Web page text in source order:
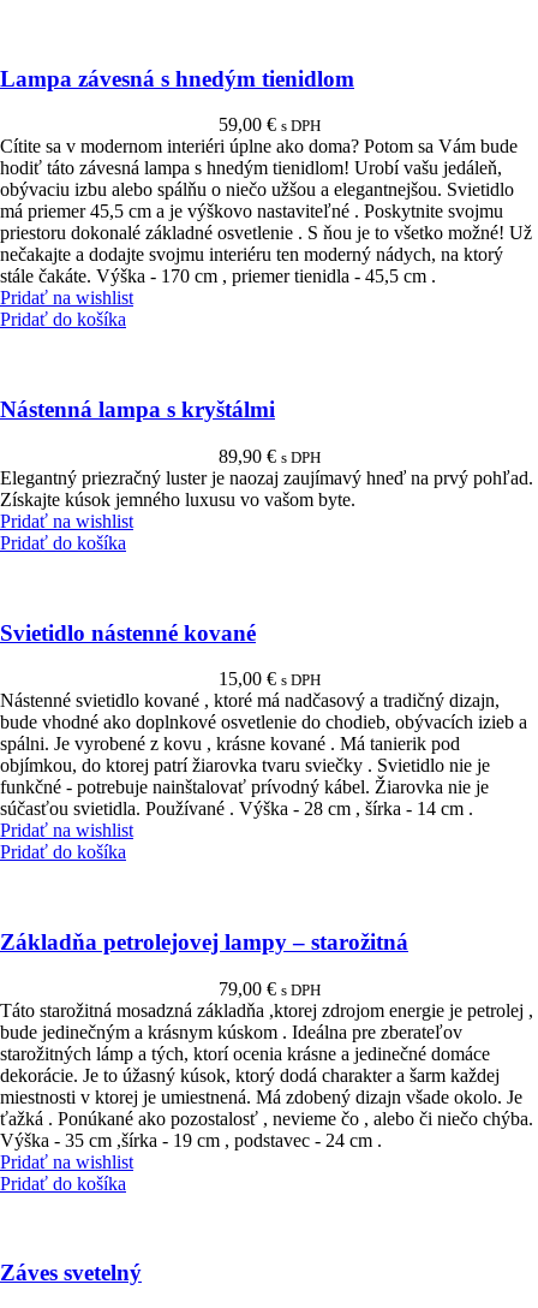
Lampa závesná s hnedým tienidlom
59,00 € s DPH
Cítite sa v modernom interiéri úplne ako doma? Potom sa Vám bude
hodiť táto závesná lampa s hnedým tienidlom! Urobí vašu jedáleň,
obývaciu izbu alebo spálňu o niečo užšou a elegantnejšou. Svietidlo
má priemer 45,5 cm a je výškovo nastaviteľné . Poskytnite svojmu
priestoru dokonalé základné osvetlenie . S ňou je to všetko možné! Už
nečakajte a dodajte svojmu interiéru ten moderný nádych, na ktorý
stále čakáte. Výška - 170 cm , priemer tienidla - 45,5 cm .
Pridať na wishlist
Pridať do košíka
Nástenná lampa s kryštálmi
89,90 € s DPH
Elegantný priezračný luster je naozaj zaujímavý hneď na prvý pohľad.
Získajte kúsok jemného luxusu vo vašom byte.
Pridať na wishlist
Pridať do košíka
Svietidlo nástenné kované
15,00 € s DPH
Nástenné svietidlo kované , ktoré má nadčasový a tradičný dizajn,
bude vhodné ako doplnkové osvetlenie do chodieb, obývacích izieb a
spálni. Je vyrobené z kovu , krásne kované . Má tanierik pod
objímkou, do ktorej patrí žiarovka tvaru sviečky . Svietidlo nie je
funkčné - potrebuje nainštalovať prívodný kábel. Žiarovka nie je
súčasťou svietidla. Používané . Výška - 28 cm , šírka - 14 cm .
Pridať na wishlist
Pridať do košíka
Základňa petrolejovej lampy – starožitná
79,00 € s DPH
Táto starožitná mosadzná základňa ,ktorej zdrojom energie je petrolej ,
bude jedinečným a krásnym kúskom . Ideálna pre zberateľov
starožitných lámp a tých, ktorí ocenia krásne a jedinečné domáce
dekorácie. Je to úžasný kúsok, ktorý dodá charakter a šarm každej
miestnosti v ktorej je umiestnená. Má zdobený dizajn všade okolo. Je
ťažká . Ponúkané ako pozostalosť , nevieme čo , alebo či niečo chýba.
Výška - 35 cm ,šírka - 19 cm , podstavec - 24 cm .
Pridať na wishlist
Pridať do košíka
Záves svetelný